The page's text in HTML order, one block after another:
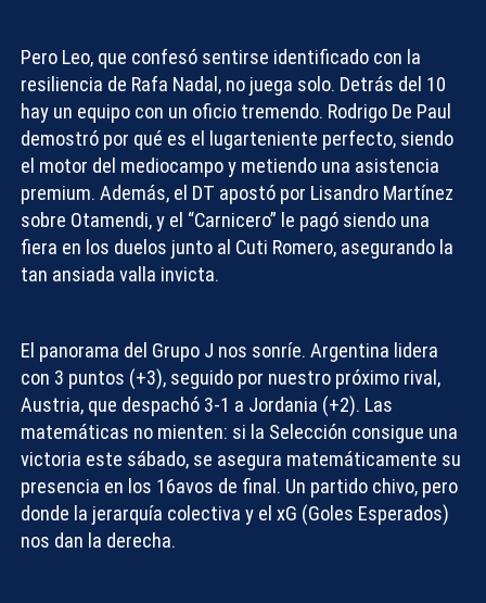
Pero Leo, que confesó sentirse identificado con la
resiliencia de Rafa Nadal, no juega solo. Detrás del 10
hay un equipo con un oficio tremendo. Rodrigo De Paul
demostró por qué es el lugarteniente perfecto, siendo
el motor del mediocampo y metiendo una asistencia
premium. Además, el DT apostó por Lisandro Martínez
sobre Otamendi, y el “Carnicero” le pagó siendo una
fiera en los duelos junto al Cuti Romero, asegurando la
tan ansiadavalla invicta.
El panorama del Grupo J nos sonríe. Argentina lidera
con 3 puntos (+3), seguido por nuestro próximo rival,
Austria, que despachó 3-1 a Jordania (+2). Las
matemáticas no mienten: si la Selección consigue una
victoria este sábado, se asegura matemáticamente su
presencia en los 16avos de final. Un partido chivo, pero
donde la jerarquía colectiva y elxG (Goles Esperados)
nos dan la derecha.
Compartir con: